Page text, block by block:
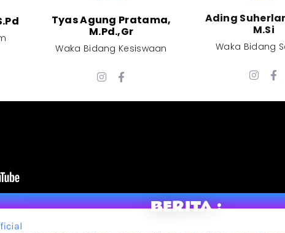
Tyas Agung Pratama,
M.Pd.,Gr​
Waka Bidang Kesiswaan​
Ading
M.Si​
Waka Bidang
BERITA :